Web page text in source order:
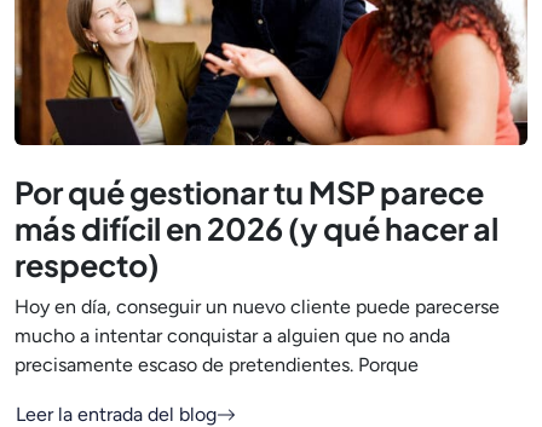
Por qué gestionar tu MSP parece
más difícil en 2026 (y qué hacer al
respecto)
Hoy en día, conseguir un nuevo cliente puede parecerse
mucho a intentar conquistar a alguien que no anda
precisamente escaso de pretendientes. Porque
Leer la entrada del blog